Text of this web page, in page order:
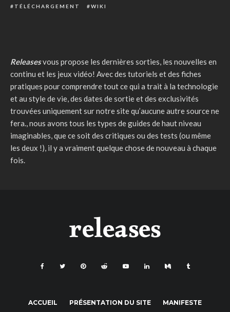
TÉLÉCHARGEMENT
WIKI
Releasesvous propose les dernières sorties, les nouvelles en
continu et les jeux vidéo! Avec des tutoriels et des fiches
pratiques pour comprendre tout ce qui a trait à la technologie
et au style de vie, des dates de sortie et des exclusivités
trouvées uniquement sur notre site qu’aucune autre source ne
fera., nous avons tous les types de guides de haut niveau
imaginables, que ce soit des critiques ou des tests (ou même
les deux !), il y a vraiment quelque chose de nouveau à chaque
fois.
ACCUEIL PRÉSENTATION DU SITE MANIFESTE